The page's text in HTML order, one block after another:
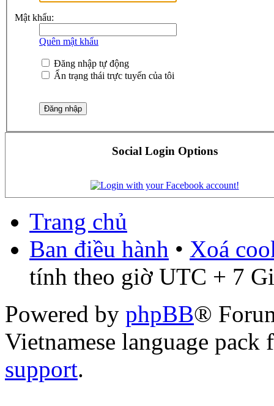
Mật khẩu:
Quên mật khẩu
Đăng nhập tự động
Ẩn trạng thái trực tuyến của tôi
Social Login Options
Trang chủ
Ban điều hành • Xoá
tính theo giờ UTC + 7
Powered by phpBB®
Vietnamese language
support.